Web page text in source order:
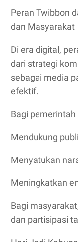
Peran Twibbon
dan Masyarakat
Di era digital,
dari strategi
sebagai media
efektif.
Bagi
Mendukung
Menyatukan
Meningkatkan
Bagi
dan partisipasi